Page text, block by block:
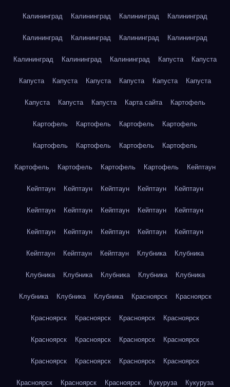
Калининград Калининград Калининград Калининград
Калининград Калининград Калининград Калининград
Калининград Калининград Калининград Капуста Капуста
Капуста Капуста Капуста Капуста Капуста Капуста
Капуста Капуста Капуста Карта сайта Картофель
Картофель Картофель Картофель Картофель
Картофель Картофель Картофель Картофель
Картофель Картофель Картофель Картофель Кейптаун
Кейптаун Кейптаун Кейптаун Кейптаун Кейптаун
Кейптаун Кейптаун Кейптаун Кейптаун Кейптаун
Кейптаун Кейптаун Кейптаун Кейптаун Кейптаун
Кейптаун Кейптаун Кейптаун Клубника Клубника
Клубника Клубника Клубника Клубника Клубника
Клубника Клубника Клубника Красноярск Красноярск
Красноярск Красноярск Красноярск Красноярск
Красноярск Красноярск Красноярск Красноярск
Красноярск Красноярск Красноярск Красноярск
Красноярск Красноярск Красноярск Кукуруза Кукуруза